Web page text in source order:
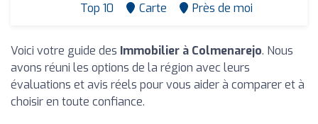
Top 10 Carte Près de moi
Voici votre guide des Immobilier à Colmenarejo. Nous
avons réuni les options de la région avec leurs
évaluations et avis réels pour vous aider à comparer et à
choisir en toute confiance.